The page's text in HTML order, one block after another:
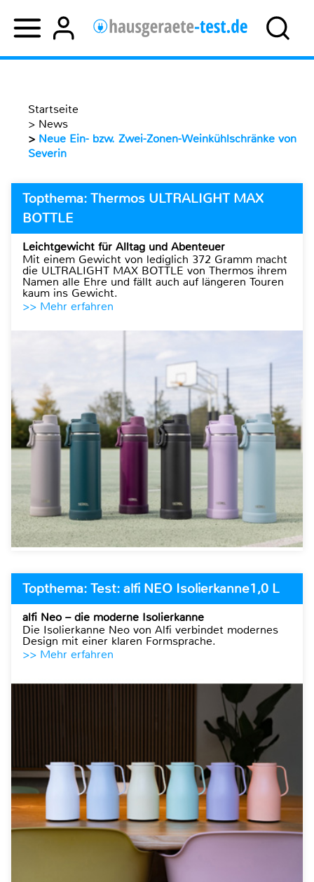
Startseite
> News
> Neue Ein- bzw. Zwei-Zonen-Weinkühlschränke von
Severin
Topthema: Thermos ULTRALIGHT MAX
BOTTLE
Leichtgewicht für Alltag und Abenteuer
Mit einem Gewicht von lediglich 372 Gramm macht
die ULTRALIGHT MAX BOTTLE von Thermos ihrem
Namen alle Ehre und fällt auch auf längeren Touren
kaum ins Gewicht.
>> Mehr erfahren
Topthema: Test: alfi NEO Isolierkanne1,0 L
alfi Neo – die moderne Isolierkanne
Die Isolierkanne Neo von Alfi verbindet modernes
Design mit einer klaren Formsprache.
>> Mehr erfahren